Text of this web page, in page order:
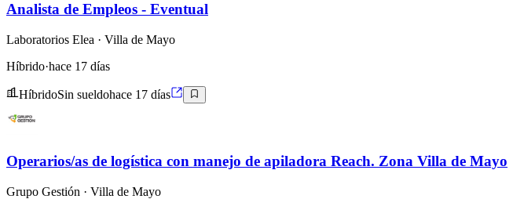
Analista de Empleos - Eventual
Laboratorios Elea · Villa de Mayo
Híbrido·hace 17 días
HíbridoSin sueldohace 17 días
Operarios/as de logística con manejo de apiladora Reach. Zona Villa de Mayo
Grupo Gestión · Villa de Mayo